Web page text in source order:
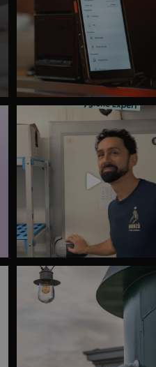
Et si vous pouviez gérer 100%
votre hygiène
0
À quelle heure avez-vous quitté
commerce